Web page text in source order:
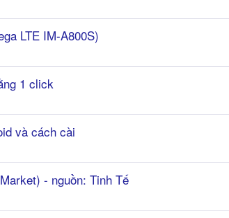
LTE IM-A800S)
1 click
và cách cài
- nguồn: Tinh Tế